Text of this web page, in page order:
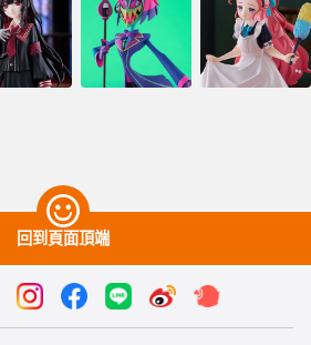
回到頁面頂端